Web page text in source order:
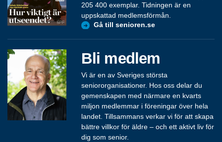
205 400 exemplar. Tidningen är en
uppskattad medlemsförmån.
Gå till senioren.se
Bli medlem
Vi är en av Sveriges största
seniororganisationer. Hos oss delar du
gemenskapen med närmare en kvarts
miljon medlemmar i föreningar över hela
landet. Tillsammans verkar vi för att skapa
bättre villkor för äldre – och ett aktivt liv för
dig som senior.